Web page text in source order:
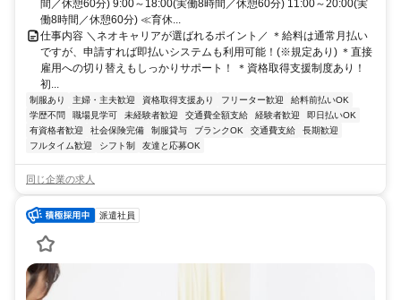
間／休憩60分) 9:00～18:00(実働8時間／休憩60分) 11:00～20:00(実
働8時間／休憩60分) ≪育休...
仕事内容 ＼ネオキャリアが選ばれるポイント／ ＊給料は通常月払い
ですが、申請すれば即払いシステムも利用可能！(※規定あり) ＊直接
雇用への切り替えもしっかりサポート！ ＊資格取得支援制度あり！
初...
制服あり 主婦・主夫歓迎 資格取得支援あり フリーター歓迎
給料前払いOK
学歴不問
職場見学可 未経験者歓迎 交通費全額支給 経験者歓迎
即日払いOK
有資格者歓迎
社会保険完備 制服貸与 ブランクOK 交通費支給
長期歓迎
フルタイム歓迎
シフト制 友達と応募OK
同じ企業の求人
派遣社員